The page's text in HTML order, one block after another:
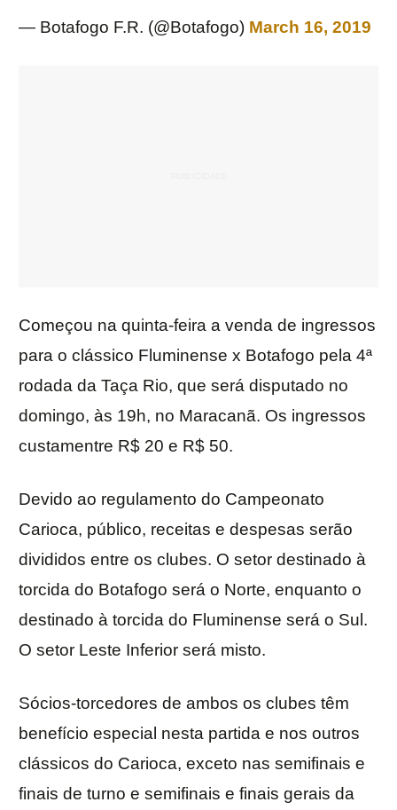
— Botafogo F.R. (@Botafogo) March 16, 2019
Começou na quinta-feira a venda de ingressos
para o clássico Fluminense x Botafogo pela 4ª
rodada da Taça Rio, que será disputado no
domingo, às 19h, no Maracanã. Os ingressos
custamentre R$ 20 e R$ 50.
Devido ao regulamento do Campeonato
Carioca, público, receitas e despesas serão
divididos entre os clubes. O setor destinado à
torcida do Botafogo será o Norte, enquanto o
destinado à torcida do Fluminense será o Sul.
O setor Leste Inferior será misto.
Sócios-torcedores de ambos os clubes têm
benefício especial nesta partida e nos outros
clássicos do Carioca, exceto nas semifinais e
finais de turno e semifinais e finais gerais da